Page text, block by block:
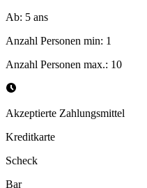
Ab: 5 ans
Anzahl Personen min: 1
Anzahl Personen max.: 10
Akzeptierte Zahlungsmittel
Kreditkarte
Scheck
Bar